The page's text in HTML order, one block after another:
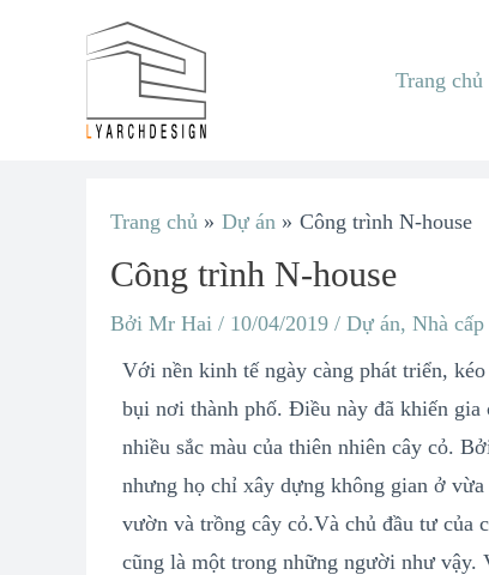
Trang chủ
Trang chủ Dự án Công trình N-house
Công trình N-house
Bởi Mr Hai / 10/04/2019 / Dự án, Nhà
Với nền kinh tế ngày càng phát triển,
bụi nơi thành phố. Điều này đã khiến
nhiều sắc màu của thiên nhiên cây cỏ.
nhưng họ chỉ xây dựng không gian ở
vườn và trồng cây cỏ.Và chủ đầu tư của
cũng là một trong những người như vậy.
hướng
viết